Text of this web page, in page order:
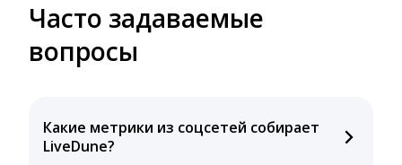
Часто задаваемые
вопросы
Какие метрики из соцсетей собирает
LiveDune?